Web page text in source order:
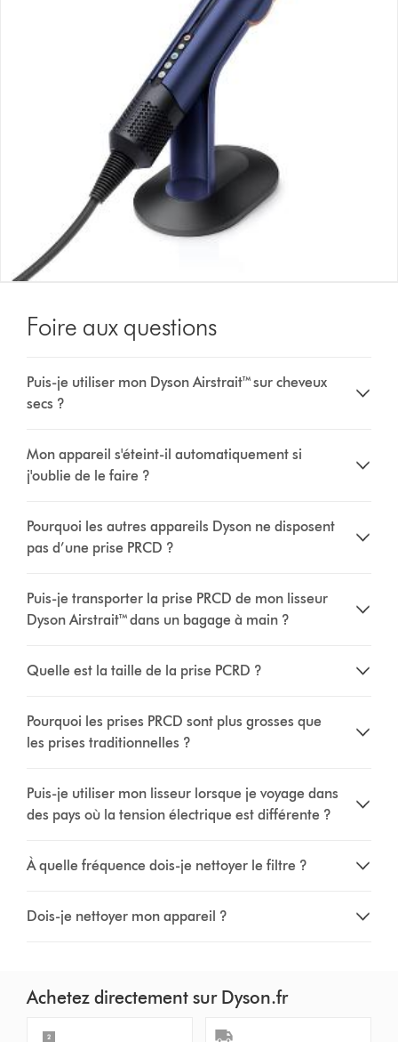
Foire aux questions
Puis-je utiliser mon Dyson Airstrait™ sur cheveux
secs ?
Mon appareil s'éteint-il automatiquement si
j'oublie de le faire ?
Pourquoi les autres appareils Dyson ne disposent
pas d’une prise PRCD ?
Puis-je transporter la prise PRCD de mon lisseur
Dyson Airstrait™ dans un bagage à main ?
Quelle est la taille de la prise PCRD ?
Pourquoi les prises PRCD sont plus grosses que
les prises traditionnelles ?
Puis-je utiliser mon lisseur lorsque je voyage dans
des pays où la tension électrique est différente ?
À quelle fréquence dois-je nettoyer le filtre ?
Dois-je nettoyer mon appareil ?
Achetez directement sur Dyson.fr